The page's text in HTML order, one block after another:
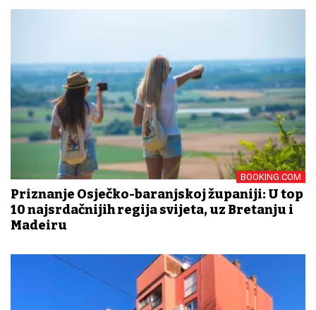
BOOKING.COM
Priznanje Osječko-baranjskoj županiji: U top
10 najsrdačnijih regija svijeta, uz Bretanju i
Madeiru